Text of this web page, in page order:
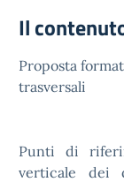
Il
Proposta
trasversali
Punti di
verticale dei